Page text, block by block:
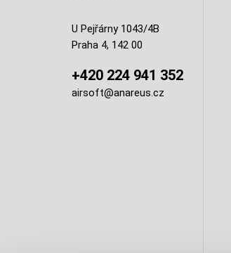
U Pejřárny 1043/4B
Praha 4, 142 00
+420 224 941 352
airsoft@anareus.cz